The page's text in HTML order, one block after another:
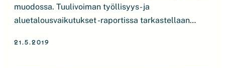
muodossa. Tuulivoiman työllisyys- ja
aluetalousvaikutukset -raportissa tarkastellaan
työllisyys- ja aluetalousvaikutuksia koko
21.5.2019